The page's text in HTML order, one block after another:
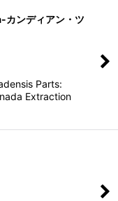
ンディアン・ツ
Parts:
Extraction